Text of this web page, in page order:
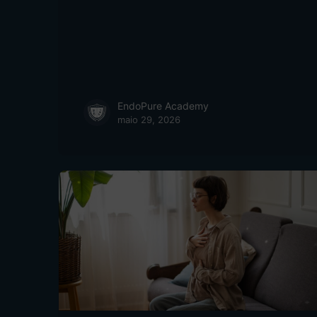
EndoPure Academy
maio 29, 2026